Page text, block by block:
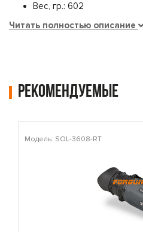
Вес, гр.: 602
Читать полностью описание
Рекомендуемые
Модель: SOL-3608-RT